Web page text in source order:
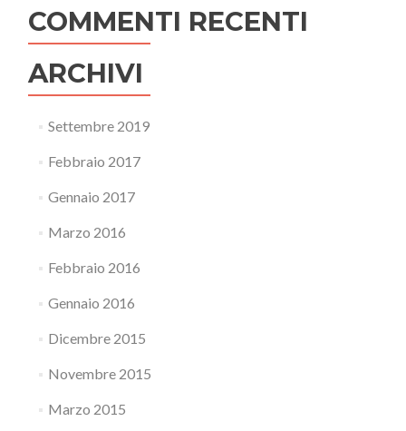
COMMENTI RECENTI
ARCHIVI
Settembre 2019
Febbraio 2017
Gennaio 2017
Marzo 2016
Febbraio 2016
Gennaio 2016
Dicembre 2015
Novembre 2015
Marzo 2015